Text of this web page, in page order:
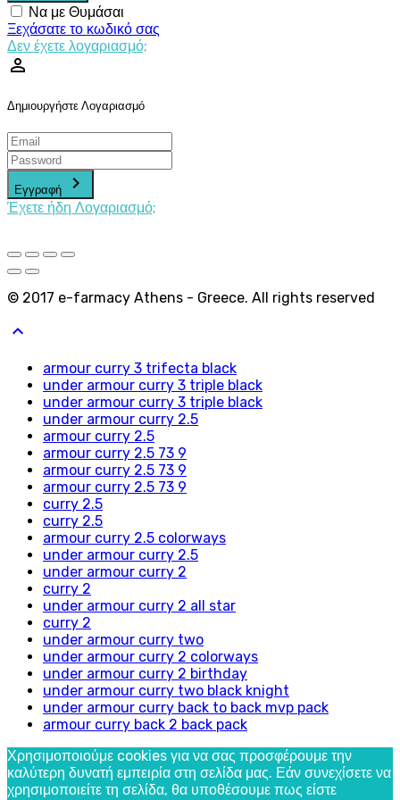
Να με Θυμάσαι
Ξεχάσατε το κωδικό σας
Δεν έχετε λογαριασμό;
perm_identity
Δημιουργήστε Λογαριασμό
Εγγραφή keyboard_arrow_right
Έχετε ήδη Λογαριασμό;
© 2017 e-farmacy Athens - Greece. All rights reserved
keyboard_arrow_up
armour curry 3 trifecta black
under armour curry 3 triple black
under armour curry 3 triple black
under armour curry 2.5
armour curry 2.5
armour curry 2.5 73 9
armour curry 2.5 73 9
armour curry 2.5 73 9
curry 2.5
curry 2.5
armour curry 2.5 colorways
under armour curry 2.5
under armour curry 2
curry 2
under armour curry 2 all star
curry 2
under armour curry two
under armour curry 2 colorways
under armour curry 2 birthday
under armour curry two black knight
under armour curry back to back mvp pack
armour curry back 2 back pack
Χρησιμοποιούμε cookies για να σας προσφέρουμε την
καλύτερη δυνατή εμπειρία στη σελίδα μας. Εάν συνεχίσετε να
χρησιμοποιείτε τη σελίδα, θα υποθέσουμε πως είστε